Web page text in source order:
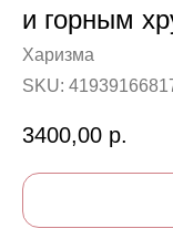
и горным
Харизма
SKU:
3400,00 р.